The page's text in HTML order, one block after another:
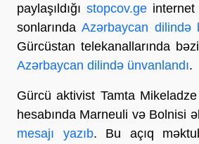
paylaşıldığı stopcov.geinternet
sonlarında Azərbaycan dilində
Gürcüstan telekanallarında
Azərbaycan dilində ünvanlandı.
Gürcü aktivist Tamta
hesabında Marneuli və Bolnisi
mesajı yazıb. Bu açıq